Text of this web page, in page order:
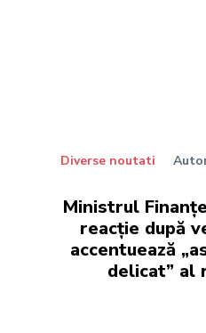
Diverse noutati
Ministrul
reacție după
accentuează
delicat” al